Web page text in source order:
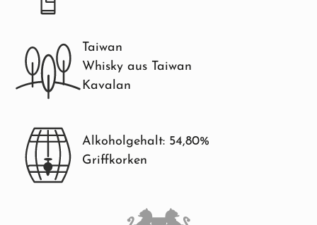
Taiwan
Whisky aus Taiwan
Kavalan
Alkoholgehalt: 54,80%
Griffkorken